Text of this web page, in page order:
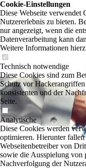
Cookie-Einstellungen
Diese Webseite verwendet
Nutzererlebnis zu bieten.
nur angezeigt, wenn die
Datenverarbeitung kann
Weitere Informationen
Technisch notwendige
Diese Cookies sind zum
Schutz vor
konsistenten und der
Seite.
Analytische
Diese Cookies werden
optimieren. Hierunter
Webseitenbetreiber von
sowie die Ausspielung von
Nachverfolgung der